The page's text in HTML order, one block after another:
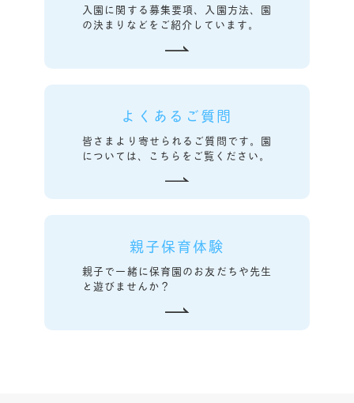
入園に関する募集要項、入園方法、園
の決まりなどをご紹介しています。
よくあるご質問
皆さまより寄せられるご質問です。園
については、こちらをご覧ください。
親子保育体験
親子で一緒に保育園のお友だちや先生
と遊びませんか？